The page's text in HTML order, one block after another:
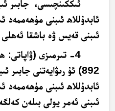
ئىككىنچىسى، جابىر
ئابدۇللاھ ئىبنى مۇھەممەد
ئىبنى قەيس ۋە باشقا ئەھلى
892) ئۇ رىۋايەتنى جابىر ئىبنى ئابدۇللاھ
ئابدۇللاھ ئىبنى مۇھەممەد
ئىبنى ئەمر يولى بىلەن